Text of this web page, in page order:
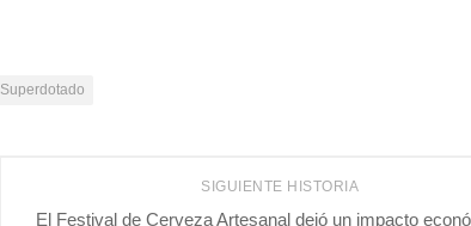
Superdotado
SIGUIENTE HISTORIA
El Festival de Cerveza Artesanal dejó un impacto